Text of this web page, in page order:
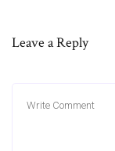
Leave a Reply